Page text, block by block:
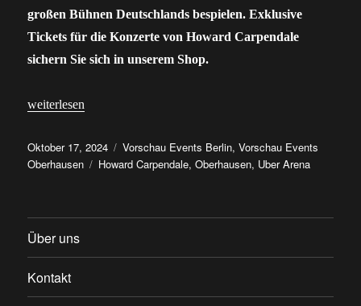
großen Bühnen Deutschlands bespielen. Exklusive
Tickets für die Konzerte von Howard Carpendale
sichern Sie sich in unserem Shop.
„Howard Carpendale: Tickets für seine Abschiedstournee 2026
weiterlesen
Veröffentlicht
am
Oktober 17, 2024 Kategorien
Vorschau Events Berlin,Vorschau Events
Oberhausen
Schlagwörter
Howard Carpendale,Oberhausen, Uber Arena
Über uns
Kontakt